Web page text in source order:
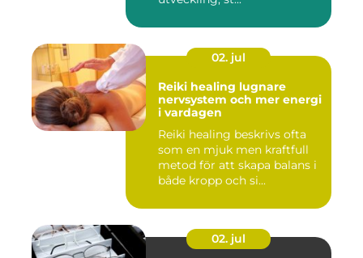
02. jul
Reiki healing lugnare
nervsystem och mer energi
i vardagen
Reiki healing beskrivs ofta
som en mjuk men kraftfull
metod för att skapa balans i
både kropp och si...
02. jul